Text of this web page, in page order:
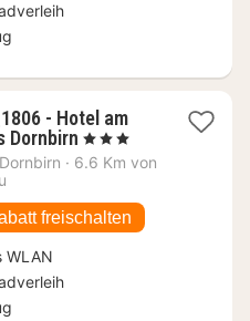
- Hotel am
Dornbirn 1
Nacht
€
, 3 Sterne
Dornbirn · 6.6 Km von
freischalten
WLAN